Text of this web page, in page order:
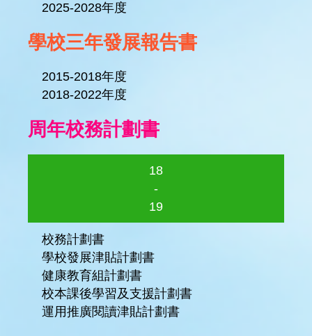
2025-2028年度
學校三年發展報告書
2015-2018年度
2018-2022年度
周年校務計劃書
18
-
19
校務計劃書
學校發展津貼計劃書
健康教育組計劃書
校本課後學習及支援計劃書
運用推廣閱讀津貼計劃書